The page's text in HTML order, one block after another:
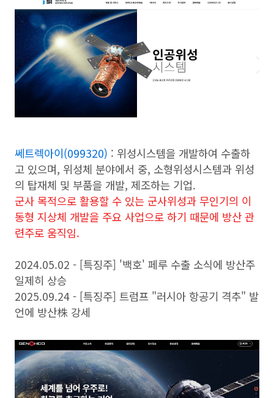
쎄트렉아이(099320) : 위성시스템을 개발하여 수출하
고 있으며, 위성체 분야에서 중, 소형위성시스템과 위성
의 탑재체 및 부품을 개발, 제조하는 기업.
군사 목적으로 활용할 수 있는 군사위성과 무인기의 이
동형 지상체 개발을 주요 사업으로 하기 때문에 방산 관
련주로 움직임.
2024.05.02 - [특징주] '백호' 페루 수출 소식에 방산주
일제히 상승
2025.09.24 - [특징주] 트럼프 "러시아 항공기 격추" 발
언에 방산株 강세